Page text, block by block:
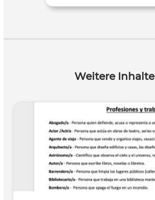
Weitere Inhalte